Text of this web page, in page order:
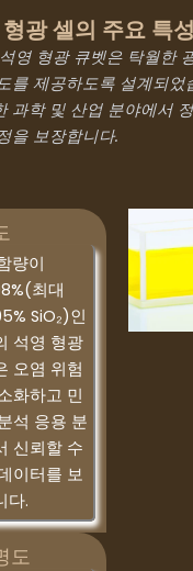
광 셀의 주요 특성
석영 형광 큐벳은 탁월한
를 제공하도록 설계되었
과학 및 산업 분야에서
을 보장합니다.
량이
최대
SiO₂)인
석영 형광
오염 위험
화하고 민
석 응용 분
신뢰할 수
이터를 보
다.
도